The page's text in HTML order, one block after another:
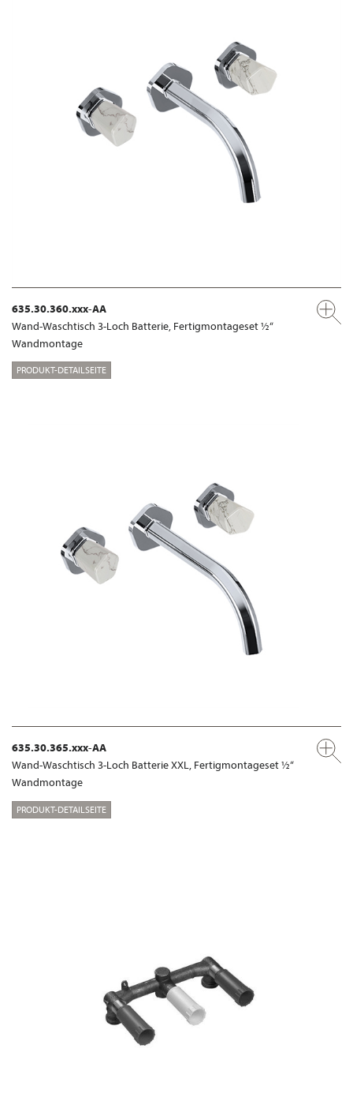
635.30.360.xxx-AA
Wand-Waschtisch 3-Loch Batterie, Fertigmontageset ½“
Wandmontage
PRODUKT-DETAILSEITE
635.30.365.xxx-AA
Wand-Waschtisch 3-Loch Batterie XXL, Fertigmontageset ½“
Wandmontage
PRODUKT-DETAILSEITE